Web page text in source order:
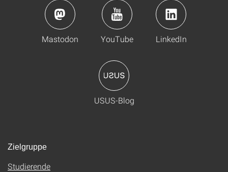
Mastodon YouTube LinkedIn
USUS-Blog
Zielgruppe
Studierende